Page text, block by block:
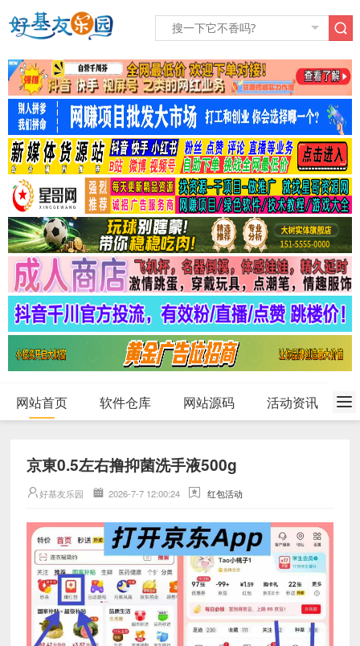
网站首页 软件仓库 网站源码 活动资讯
京東0.5左右撸抑菌洗手液500g
好基友乐园 2026-7-7 12:00:24 红包活动